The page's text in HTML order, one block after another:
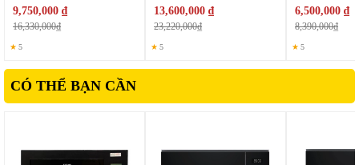
Điểm nổi bật của sản phẩm là khả năng tích hợp hai chức năng
9,750,000 ₫
16,330,000₫
★ 5
13,600,000 ₫
23,220,000₫
★ 5
6,500,000 ₫
8,390,000₫
★ 5
CÓ THỂ BẠN CẦN